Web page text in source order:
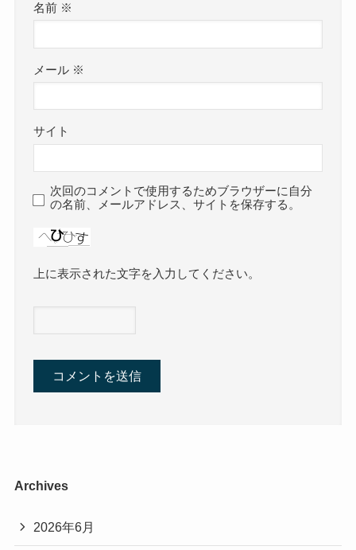
名前 ※
メール ※
サイト
次回のコメントで使用するためブラウザーに自分
の名前、メールアドレス、サイトを保存する。
上に表示された文字を入力してください。
Archives
2026年6月